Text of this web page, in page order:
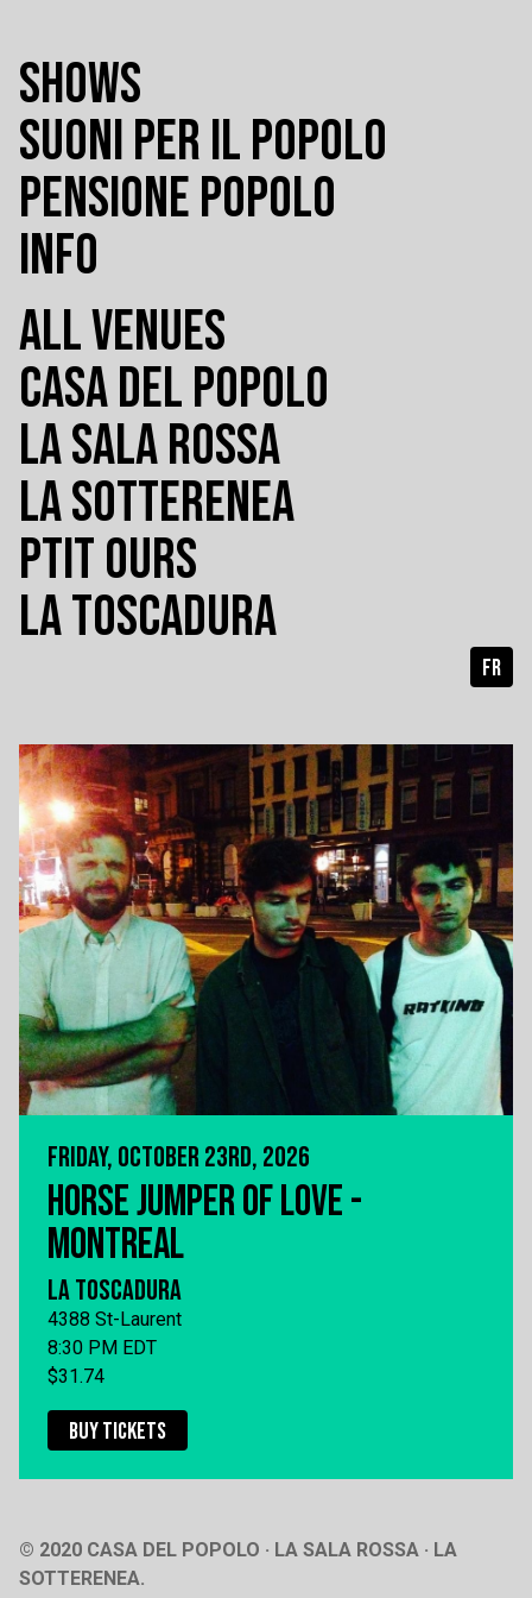
SHOWS
SUONI PER IL POPOLO
PENSIONE POPOLO
INFO
ALL VENUES
CASA DEL POPOLO
LA SALA ROSSA
LA SOTTERENEA
PTIT OURS
LA TOSCADURA
FR
FRIDAY, OCTOBER 23RD, 2026
HORSE JUMPER OF LOVE -
MONTREAL
LA TOSCADURA
4388 St-Laurent
8:30 PM EDT
$31.74
BUY TICKETS
© 2020 CASA DEL POPOLO · LA SALA ROSSA · LA
SOTTERENEA.